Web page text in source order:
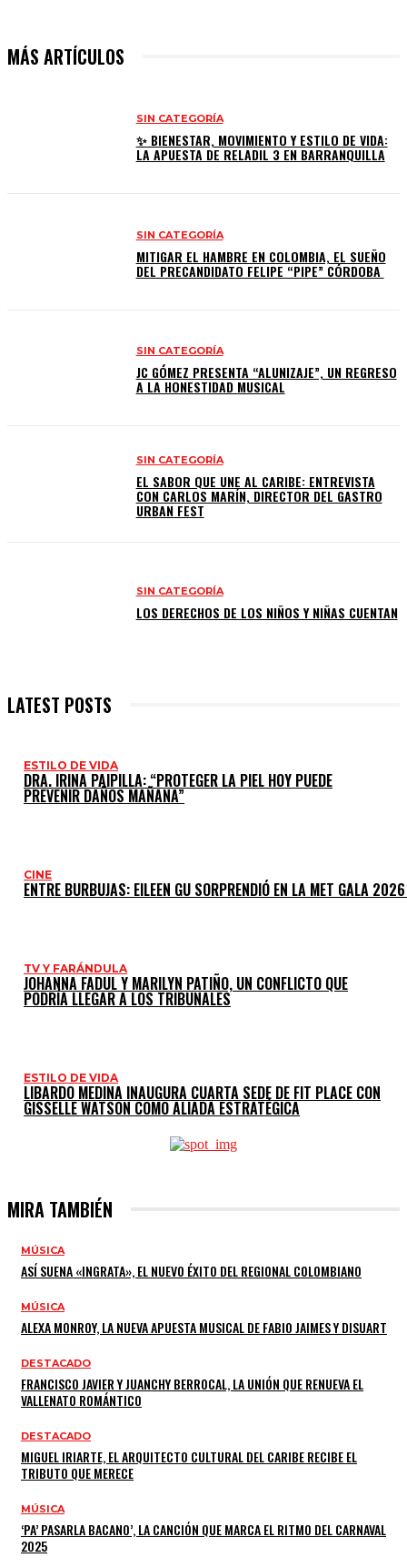
MÁS ARTÍCULOS
SIN CATEGORÍA
✨ BIENESTAR, MOVIMIENTO Y ESTILO DE VIDA:
LA APUESTA DE RELADIL 3 EN BARRANQUILLA
SIN CATEGORÍA
MITIGAR EL HAMBRE EN COLOMBIA, EL SUEÑO
DEL PRECANDIDATO FELIPE “PIPE” CÓRDOBA
SIN CATEGORÍA
JC GÓMEZ PRESENTA “ALUNIZAJE”, UN REGRESO
A LA HONESTIDAD MUSICAL
SIN CATEGORÍA
EL SABOR QUE UNE AL CARIBE: ENTREVISTA
CON CARLOS MARÍN, DIRECTOR DEL GASTRO
URBAN FEST
SIN CATEGORÍA
LOS DERECHOS DE LOS NIÑOS Y NIÑAS CUENTAN
LATEST POSTS
ESTILO DE VIDA
DRA. IRINA PAIPILLA: “PROTEGER LA PIEL HOY PUEDE
PREVENIR DAÑOS MAÑANA”
CINE
ENTRE BURBUJAS: EILEEN GU SORPRENDIÓ EN LA MET GALA
TV Y FARÁNDULA
JOHANNA FADUL Y MARILYN PATIÑO, UN CONFLICTO QUE
PODRÍA LLEGAR A LOS TRIBUNALES
ESTILO DE VIDA
LIBARDO MEDINA INAUGURA CUARTA SEDE DE FIT PLACE CON
GISSELLE WATSON COMO ALIADA ESTRATÉGICA
MIRA TAMBIÉN
MÚSICA
ASÍ SUENA «INGRATA», EL NUEVO ÉXITO DEL REGIONAL COLOMBIANO
MÚSICA
ALEXA MONROY, LA NUEVA APUESTA MUSICAL DE FABIO JAIMES Y DISUART
DESTACADO
FRANCISCO JAVIER Y JUANCHY BERROCAL, LA UNIÓN QUE RENUEVA EL
VALLENATO ROMÁNTICO
DESTACADO
MIGUEL IRIARTE, EL ARQUITECTO CULTURAL DEL CARIBE RECIBE EL
TRIBUTO QUE MERECE
MÚSICA
‘PA’ PASARLA BACANO’, LA CANCIÓN QUE MARCA EL RITMO DEL CARNAVAL
2025